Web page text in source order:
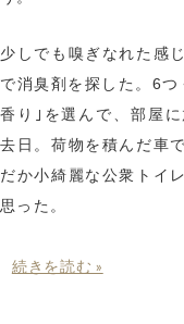
少しでも嗅ぎなれた感
で消臭剤を探した。6
香り｣を選んで、部屋
去日。荷物を積んだ車
だか小綺麗な公衆トイ
思った。
続きを読む »